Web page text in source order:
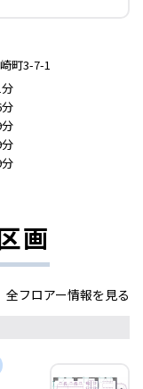
町3-7-1
画
全フロアー情報を見る